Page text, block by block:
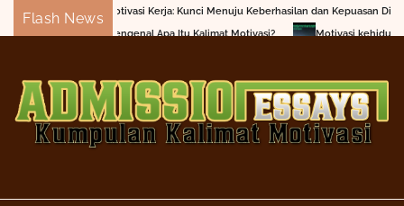
SkipFlash News
Motivasi Kerja: Kunci Menuju Keberhasilan dan Kepuasan Diri
Jangan
Mengenal Apa Itu Kalimat Motivasi?
Motivasi kehidupan: Menaklukkan